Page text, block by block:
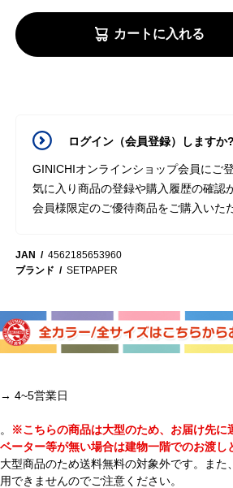
カートに入れる
ログイン（会員登録）しますか?
GINICHIオンラインショップ会員にご
気に入り商品の登録や購入履歴の確認
会員様限定のご優待商品をご購入いた
JAN
4562185653960
ブランド
SETPAPER
→ 4~5営業日
。
※こちらの商品は大型のため、お届け先に
ベーター等が無い場合は建物一階でのお渡し
大型商品のため送料無料の対象外です。また
用できませんのでご注意ください。